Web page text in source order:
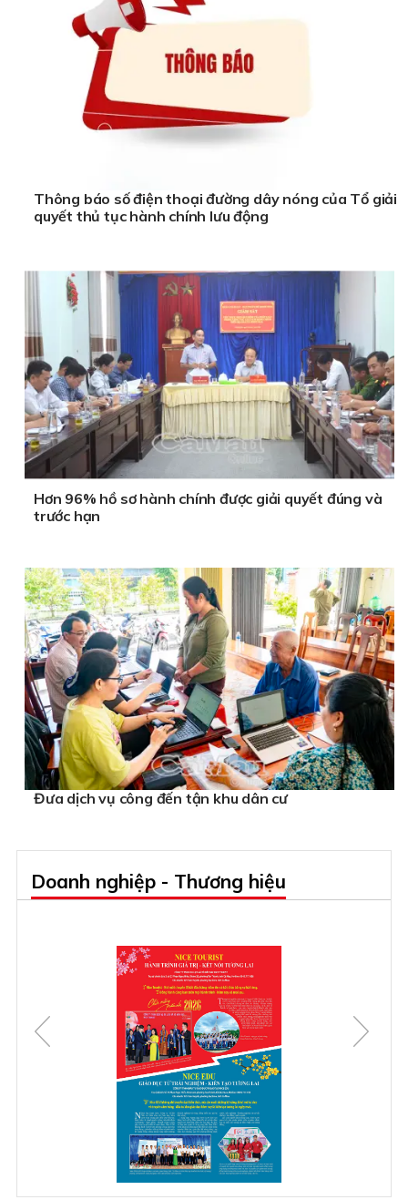
Thông báo số điện thoại đường dây nóng của Tổ giải
quyết thủ tục hành chính lưu động
Hơn 96% hồ sơ hành chính được giải quyết đúng và
trước hạn
Đưa dịch vụ công đến tận khu dân cư
Doanh nghiệp - Thương hiệu